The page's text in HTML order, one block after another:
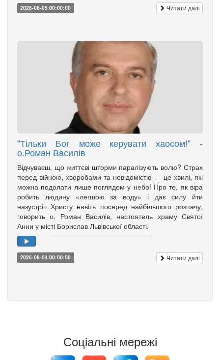
2026-08-05 00:00:00 Читати далі
"Тільки Бог може керувати хаосом!" -
о.Роман Василів
Відчуваєш, що життєві шторми паралізують волю? Страх
перед війною, хворобами та невідомістю — це хвилі, які
можна подолати лише поглядом у небо! Про те, як віра
робить людину «легшою за воду» і дає силу йти
назустріч Христу навіть посеред найбільшого розпачу,
говорить о. Роман Василів, настоятель храму Святої
Анни у місті Борислав Львівської області.
2026-08-04 00:00:00 Читати далі
Соціальні мережі